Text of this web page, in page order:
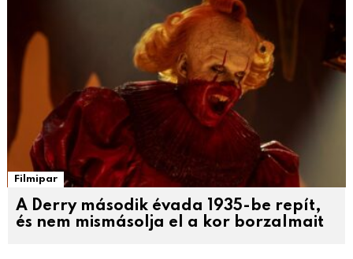
Filmipar
A Derry második évada 1935-be repít,
és nem mismásolja el a kor borzalmait